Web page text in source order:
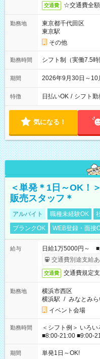
交通費 ☆交通費全額
勤務地
東京都千代田区
東京駅
その他
勤務時間 シフト制（実働7.5時
期間 2026年9月30日～10
特徴 日払いOK / シフト勤
気になる！
＜単発＊1日～OK！
販売スタッフ＊
アルバイト 職種未経験OK
ブランクOK
WEB登録・面接
給与
日給1万5000円～ ■
交通費別途支給あ
交通費 交通費規定
勤務地
横浜市西区
横浜駅 / みなとみら
イベント会場
勤務時間
＜シフト例＞ いろ
■8:00-21:00 ■9:00-
期間 単発1日～OK!